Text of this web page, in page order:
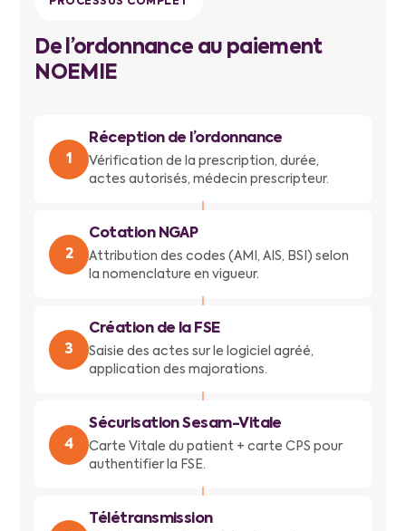
De l’ordonnance au paiement
NOEMIE
1
Réception de l’ordonnance
Vérification de la prescription, durée,
actes autorisés, médecin prescripteur.
↓
2
Cotation NGAP
Attribution des codes (AMI, AIS, BSI) selon
la nomenclature en vigueur.
↓
3
Création de la FSE
Saisie des actes sur le logiciel agréé,
application des majorations.
↓
4
Sécurisation Sesam-Vitale
Carte Vitale du patient + carte CPS pour
authentifier la FSE.
↓
Télétransmission